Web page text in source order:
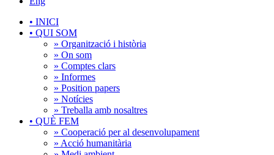
• INICI
• QUI SOM
» Organització i història
» On som
» Comptes clars
» Informes
» Position papers
» Notícies
» Treballa amb nosaltres
• QUÈ FEM
» Cooperació per al desenvolupament
» Acció humanitària